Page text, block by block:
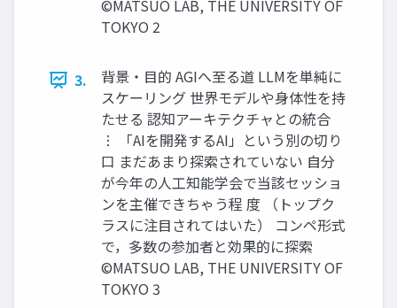
©︎MATSUO LAB, THE UNIVERSITY OF
TOKYO 2
3.
背景・目的 AGIへ至る道 LLMを単純に
スケーリング 世界モデルや身体性を持
たせる 認知アーキテクチャとの統合
︙ 「AIを開発するAI」という別の切り
口 まだあまり探索されていない 自分
が今年の人工知能学会で当該セッショ
ンを主催できちゃう程 度 （トップク
ラスに注目されてはいた） コンペ形式
で，多数の参加者と効果的に探索
©︎MATSUO LAB, THE UNIVERSITY OF
TOKYO 3